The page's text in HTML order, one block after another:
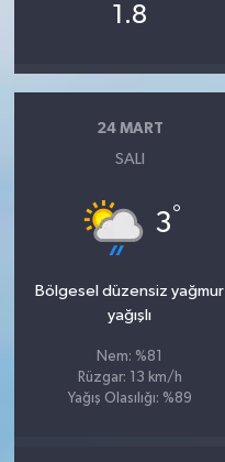
1.8
24 MART
SALI
3°
Bölgesel düzensiz yağmur
yağışlı
Nem: %81
Rüzgar: 13 km/h
Yağış Olasılığı: %89